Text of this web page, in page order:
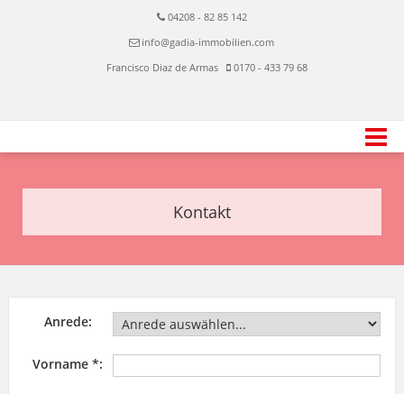
04208 - 82 85 142
info@gadia-immobilien.com
Francisco Diaz de Armas 0170 - 433 79 68
Kontakt
Anrede:
Vorname *: